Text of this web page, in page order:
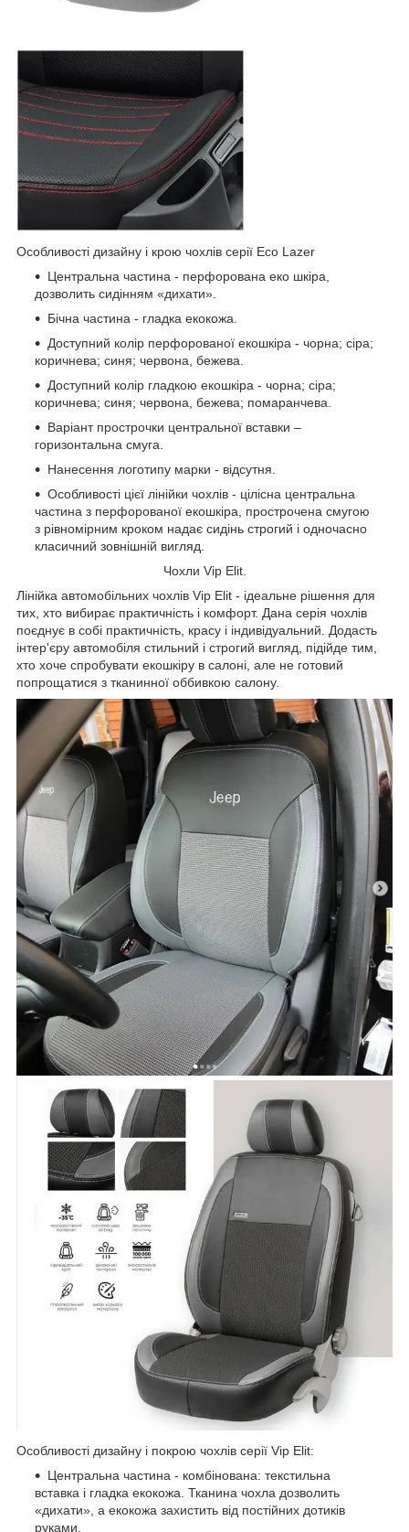
Особливості дизайну і крою чохлів серії Eco Lazer
Центральна частина - перфорована еко шкіра,
дозволить сидінням «дихати».
Бічна частина - гладка екокожа.
Доступний колір перфорованої екошкіра - чорна; сіра;
коричнева; синя; червона, бежева.
Доступний колір гладкою екошкіра - чорна; сіра;
коричнева; синя; червона, бежева; помаранчева.
Варіант прострочки центральної вставки –
горизонтальна смуга.
Нанесення логотипу марки - відсутня.
Особливості цієї лінійки чохлів - цілісна центральна
частина з перфорованої екошкіра, прострочена смугою
з рівномірним кроком надає сидінь строгий і одночасно
класичний зовнішній вигляд.
Чохли Vip Elit.
Лінійка автомобільних чохлів Vip Elit - ідеальне рішення для
тих, хто вибирає практичність і комфорт. Дана серія чохлів
поєднує в собі практичність, красу і індивідуальний. Додасть
інтер'єру автомобіля стильний і строгий вигляд, підійде тим,
хто хоче спробувати екошкіру в салоні, але не готовий
попрощатися з тканинної оббивкою салону.
Особливості дизайну і покрою чохлів серії Vip Elit:
Центральна частина - комбінована: текстильна
вставка і гладка екокожа. Тканина чохла дозволить
«дихати», а екокожа захистить від постійних дотиків
руками.